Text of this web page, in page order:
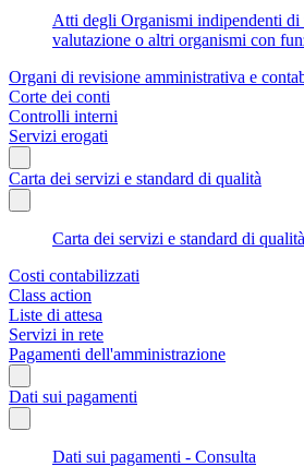
Atti degli Organismi indipendenti di
valutazione o altri organismi con
Organi di revisione amministrativa e
Corte dei conti
Controlli interni
Servizi erogati
Carta dei servizi e standard di qualità
Carta dei servizi e standard di qualità
Costi contabilizzati
Class action
Liste di attesa
Servizi in rete
Pagamenti dell'amministrazione
Dati sui pagamenti
Dati sui pagamenti - Consulta